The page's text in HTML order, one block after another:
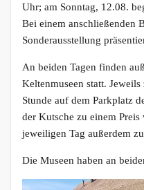
Uhr; am Sonntag, 12.08.
Bei einem anschließenden
Sonderausstellung
An beiden Tagen finden
Keltenmuseen statt.
Stunde auf dem Parkplatz
der Kutsche zu einem
jeweiligen Tag außerdem
Die Museen haben an